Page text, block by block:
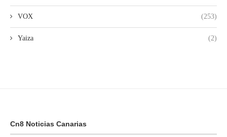
VOX (253)
Yaiza (2)
Cn8 Noticias Canarias